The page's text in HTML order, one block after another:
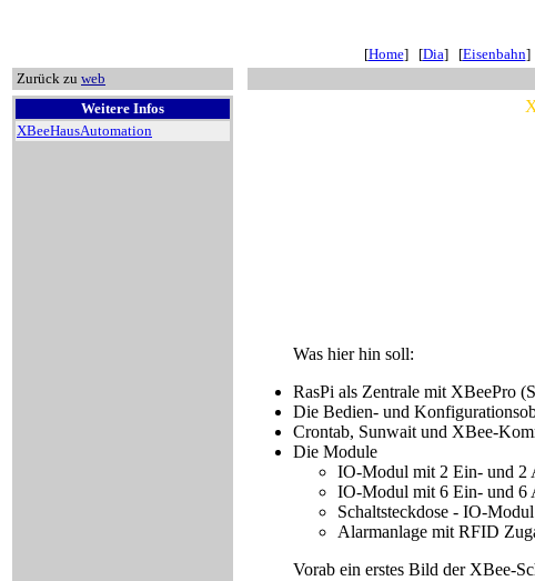
[Home] [Dia] [Eisenbahn]
Zurück zu web
Weitere Infos
XBeeHausAutomation
Was hier hin soll:
RasPi als Zentrale mit XBeePro
Die Bedien- und
Crontab, Sunwait und XBee-
Die Module
IO-Modul mit 2 Ein- und 2
IO-Modul mit 6 Ein- und 6
Schaltsteckdose - IO-
Alarmanlage mit RFID
Vorab ein erstes Bild der XBee-